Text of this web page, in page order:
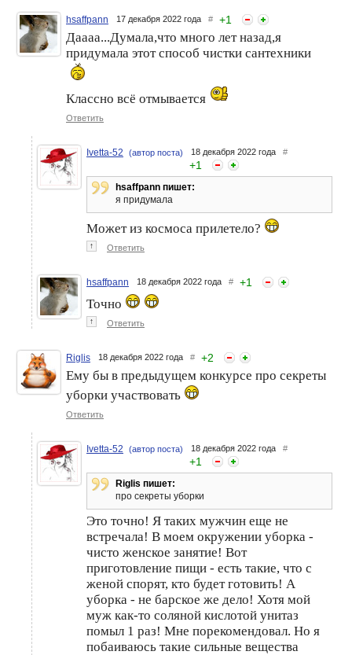
Настоящий кофе должен
быть …живым
Представления для детей
или Где живет новогодняя
Бабочки - магниты, как
живые.
Казань, в которой я живу.
hsaffpann 17 декабря 2022 года # +1
Даааа...Думала,что много лет назад,я
придумала этот способ чистки сантехники
Классно всё отмывается
Ответить
Ivetta-52 (автор поста) 18 декабря 2022 года #
+1
hsaffpann пишет:
я придумала
Может из космоса прилетело?
↑ Ответить
hsaffpann 18 декабря 2022 года # +1
Точно
↑ Ответить
Riglis 18 декабря 2022 года # +2
Ему бы в предыдущем конкурсе про секреты
уборки участвовать
Ответить
Ivetta-52 (автор поста) 18 декабря 2022 года #
+1
Riglis пишет:
про секреты уборки
Это точно! Я таких мужчин еще не
встречала! В моем окружении уборка -
чисто женское занятие! Вот
приготовление пищи - есть такие, что с
женой спорят, кто будет готовить! А
уборка - не барское же дело! Хотя мой
муж как-то соляной кислотой унитаз
помыл 1 раз! Мне порекомендовал. Но я
побаиваюсь такие сильные вещества